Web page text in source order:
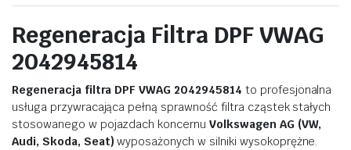
Regeneracja Filtra DPFVWAG
2042945814
Regeneracja filtra DPFVWAG 2042945814 to profesjonalna
usługa przywracająca pełną sprawność filtra cząstek stałych
stosowanego w pojazdach koncernuVolkswagen AG (VW,
Audi, Skoda, Seat) wyposażonychw silniki wysokoprężne.